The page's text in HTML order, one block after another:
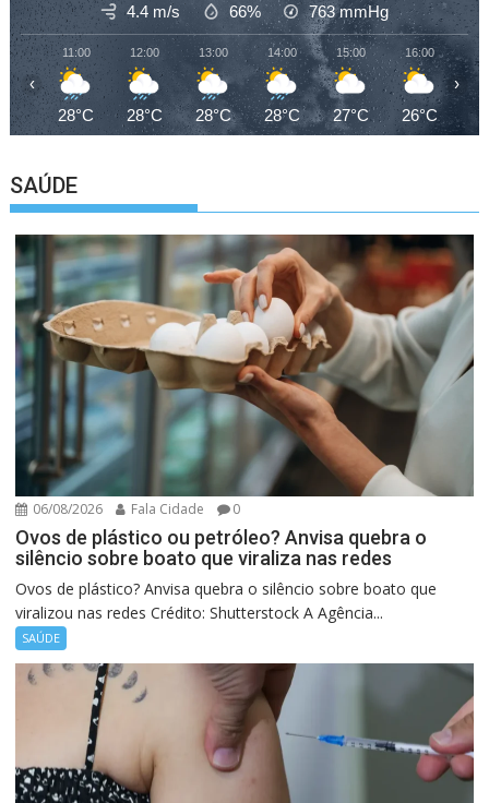
4.4 m/s 66% 763mmHg
11:00
28°C
12:00
28°C
13:00
28°C
14:00
28°C
15:00
27°C
16:00
26°C
‹ ›
SAÚDE
06/08/2026 Fala Cidade 0
Ovos de plástico ou petróleo? Anvisa quebra o
silêncio sobre boato que viraliza nas redes
Ovos de plástico? Anvisa quebra o silêncio sobre boato que
viralizou nas redes Crédito: Shutterstock A Agência...
SAÚDE